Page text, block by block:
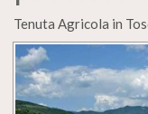
Tenuta Agricola in